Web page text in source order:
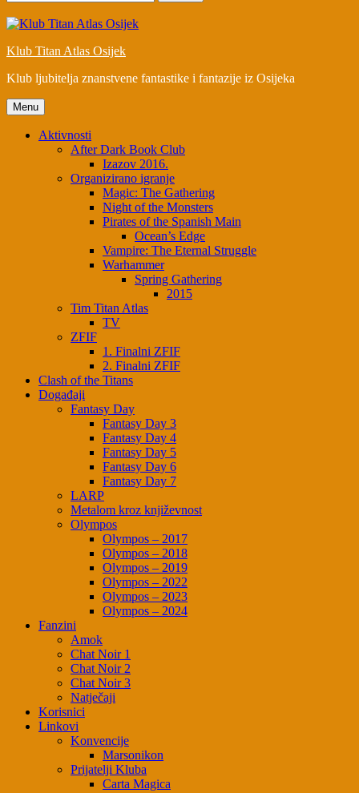
Klub Titan Atlas Osijek
Klub ljubitelja znanstvene fantastike i fantazije iz Osijeka
Menu
Aktivnosti
After Dark Book Club
Izazov 2016.
Organizirano igranje
Magic: The Gathering
Night of the Monsters
Pirates of the Spanish Main
Ocean’s Edge
Vampire: The Eternal Struggle
Warhammer
Spring Gathering
2015
Tim Titan Atlas
TV
ZFIF
1. Finalni ZFIF
2. Finalni ZFIF
Clash of the Titans
Događaji
Fantasy Day
Fantasy Day 3
Fantasy Day 4
Fantasy Day 5
Fantasy Day 6
Fantasy Day 7
LARP
Metalom kroz književnost
Olympos
Olympos – 2017
Olympos – 2018
Olympos – 2019
Olympos – 2022
Olympos – 2023
Olympos – 2024
Fanzini
Amok
Chat Noir 1
Chat Noir 2
Chat Noir 3
Natječaji
Korisnici
Linkovi
Konvencije
Marsonikon
Prijatelji Kluba
Carta Magica